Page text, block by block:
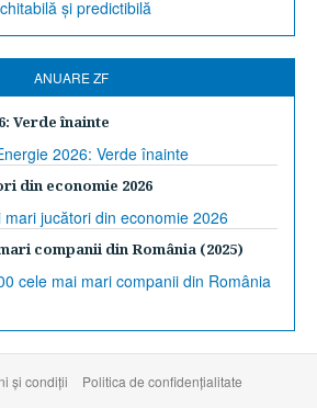
ANUARE ZF
Verde înainte
din economie 2026
companii din România (2025)
şi condiţii
Politica de confidențialitate